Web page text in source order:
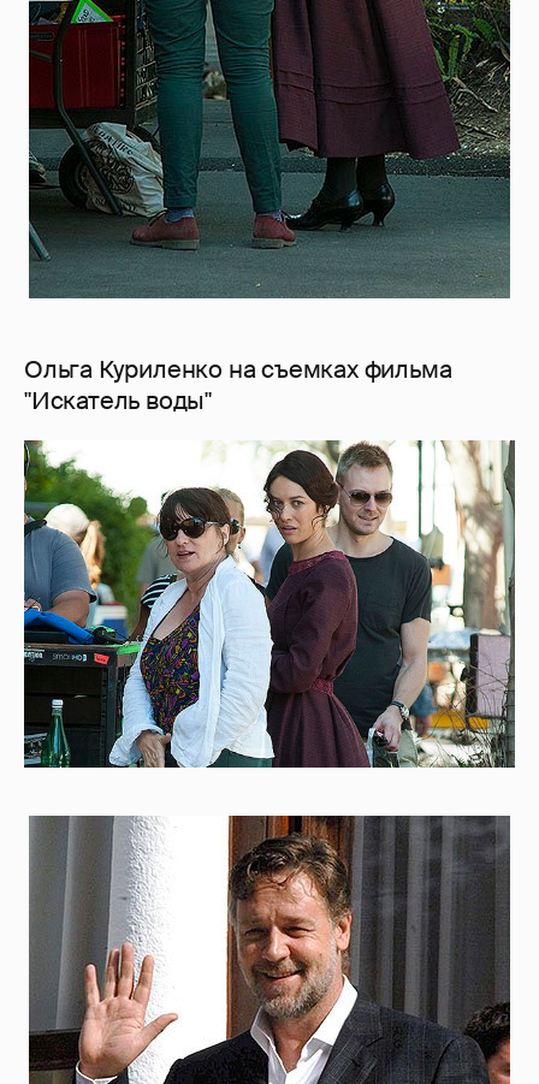
Ольга Куриленко на съемках фильма
"Искатель воды"